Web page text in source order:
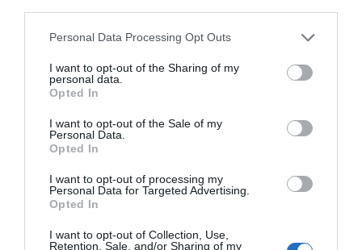
Personal Data Processing Opt Outs
I want to opt-out of the Sharing of my
personal data.
Opted In
I want to opt-out of the Sale of my
Personal Data.
Opted In
I want to opt-out of processing my
Personal Data for Targeted Advertising.
Opted In
I want to opt-out of Collection, Use,
Retention, Sale, and/or Sharing of my